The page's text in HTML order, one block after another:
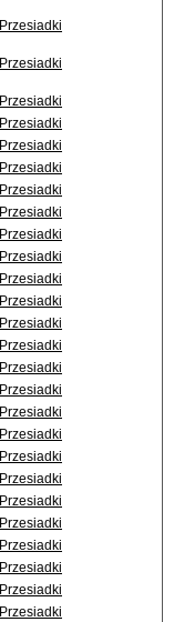
Przesiadki
Przesiadki
Przesiadki
Przesiadki
Przesiadki
Przesiadki
Przesiadki
Przesiadki
Przesiadki
Przesiadki
Przesiadki
Przesiadki
Przesiadki
Przesiadki
Przesiadki
Przesiadki
Przesiadki
Przesiadki
Przesiadki
Przesiadki
Przesiadki
Przesiadki
Przesiadki
Przesiadki
Przesiadki
Przesiadki